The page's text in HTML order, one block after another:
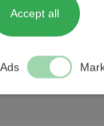
Accept all
Ads